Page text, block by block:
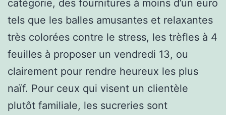
catégorie, des fournitures à moins d’un euro
tels que les balles amusantes et relaxantes
très colorées contre le stress, les trèfles à 4
feuilles à proposer un vendredi 13, ou
clairement pour rendre heureux les plus
naïf. Pour ceux qui visent un clientèle
plutôt familiale, les sucreries sont